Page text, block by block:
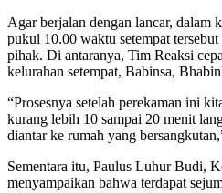
Agar berjalan dengan lancar, dalam
pukul 10.00 waktu setempat
pihak. Di antaranya, Tim Reaksi
kelurahan setempat, Babinsa,
“Prosesnya setelah perekaman ini
kurang lebih 10 sampai 20 menit
diantar ke rumah yang
Sementara itu, Paulus Luhur Budi,
menyampaikan bahwa terdapat